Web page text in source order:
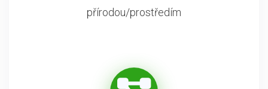
přírodou/prostředím